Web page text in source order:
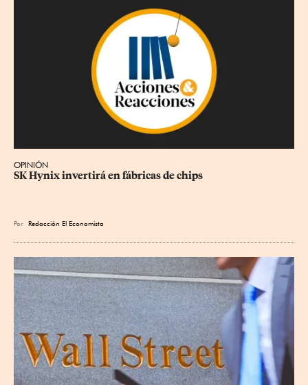
OPINIÓN
SK Hynix invertirá en fábricas de chips
Por Redacción El Economista